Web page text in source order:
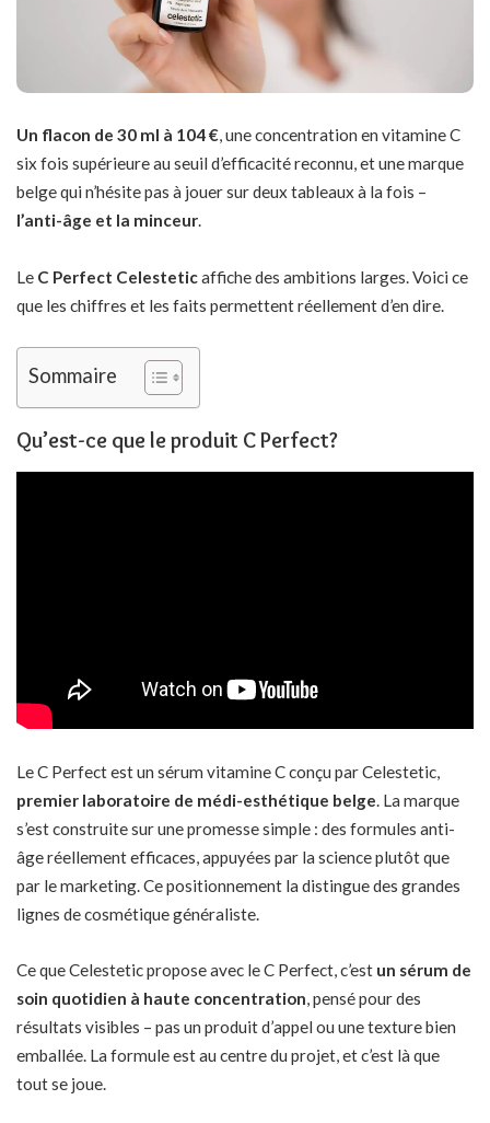
Un flacon de 30 ml à 104 €, une concentration en vitamine C
six fois supérieure au seuil d’efficacité reconnu, et une marque
belge qui n’hésite pas à jouer sur deux tableaux à la fois –
l’anti-âge et la minceur.
Le C Perfect Celesteticaffiche des ambitions larges. Voici ce
que les chiffres et les faits permettent réellement d’en dire.
Sommaire
Qu’est-ce que le produit C Perfect?
Le C Perfect est un sérum vitamine C conçu par Celestetic,
premier laboratoire de médi-esthétique belge. La marque
s’est construite sur une promesse simple : des formules anti-
âge réellement efficaces, appuyées par la science plutôt que
par le marketing. Ce positionnement la distingue des grandes
lignes de cosmétique généraliste.
Ce que Celestetic propose avec le C Perfect, c’est un sérum de
soin quotidien à haute concentration, pensé pour des
résultats visibles – pas un produit d’appel ou une texture bien
emballée. La formule est au centre du projet, et c’est là que
tout se joue.